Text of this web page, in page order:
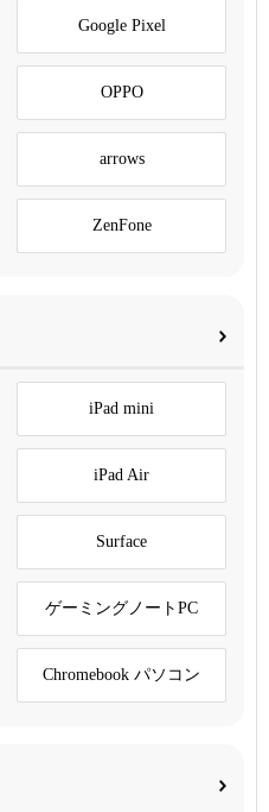
Google Pixel
OPPO
arrows
ZenFone
iPad mini
iPad Air
Surface
ゲーミングノートPC
Chromebook パソコン